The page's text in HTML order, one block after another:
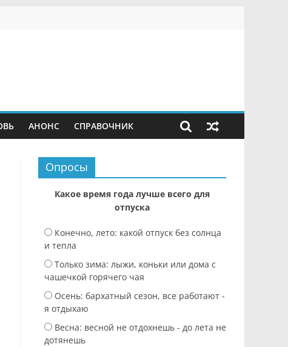
АНОНС СПРАВОЧНИК
Опросы
Какое время года лучше всего для
отпуска
Конечно, лето: какой отпуск без солнца
и тепла
Только зима: лыжи, коньки или дома с
чашечкой горячего чая
Осень: бархатный сезон, все работают -
я отдыхаю
Весна: весной не отдохнешь - до лета не
дотянешь